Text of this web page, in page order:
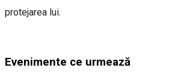
protejarea lui.
Evenimente ce urmează